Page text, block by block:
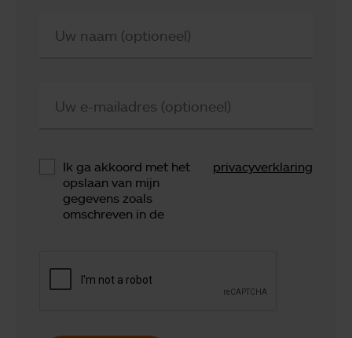
Uw naam (optioneel)
Uw e-mailadres (optioneel)
Ik ga akkoord met het
opslaan van mijn
gegevens zoals
omschreven in de
privacyverklaring